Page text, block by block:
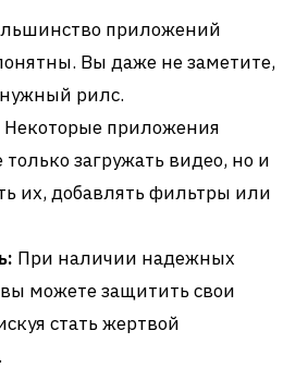
приложений
Вы даже не заметите,
нужный рилс.
Некоторые приложения
загружать видео, но и
их, добавлять фильтры или
При наличии надежных
можете защитить свои
стать жертвой